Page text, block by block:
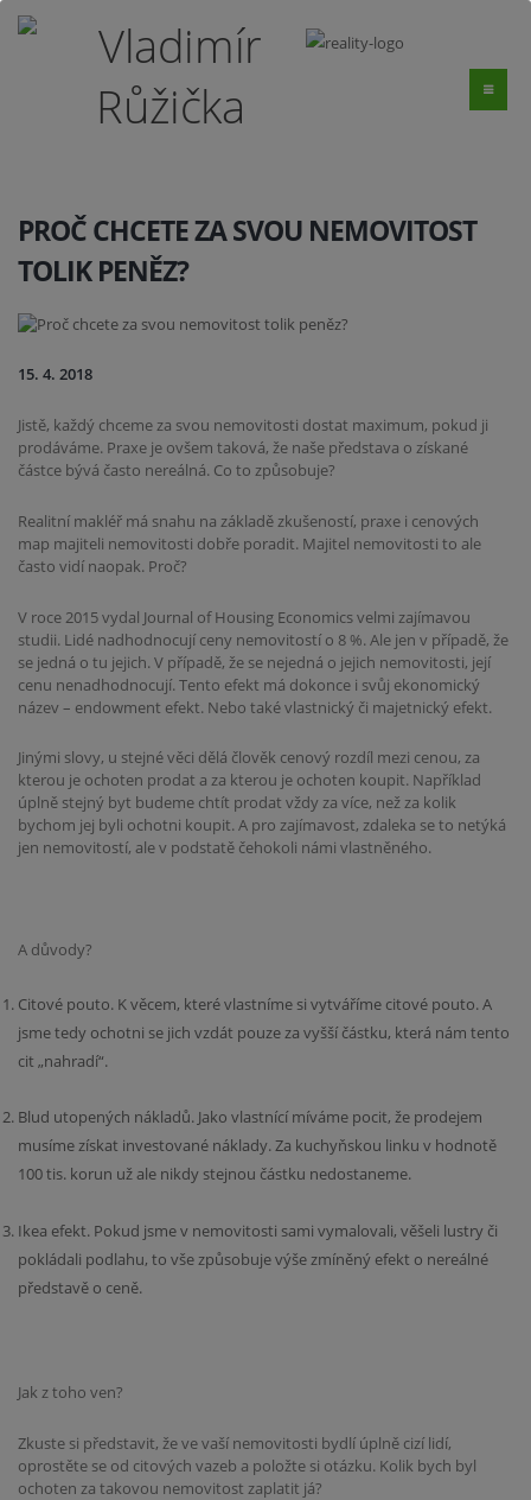
PROČ CHCETE ZA SVOU NEMOVITOST
TOLIK PENĚZ?
15. 4. 2018
Jistě, každý chceme za svou nemovitosti dostat maximum, pokud ji
prodáváme. Praxe je ovšem taková, že naše představa o získané
částce bývá často nereálná. Co to způsobuje?
Realitní makléř má snahu na základě zkušeností, praxe i cenových
map majiteli nemovitosti dobře poradit. Majitel nemovitosti to ale
často vidí naopak. Proč?
V roce 2015 vydal Journal of Housing Economics velmi zajímavou
studii. Lidé nadhodnocují ceny nemovitostí o 8 %. Ale jen v případě, že
se jedná o tu jejich. V případě, že se nejedná o jejich nemovitosti, její
cenu nenadhodnocují. Tento efekt má dokonce i svůj ekonomický
název – endowment efekt. Nebo také vlastnický či majetnický efekt.
Jinými slovy, u stejné věci dělá člověk cenový rozdíl mezi cenou, za
kterou je ochoten prodat a za kterou je ochoten koupit. Například
úplně stejný byt budeme chtít prodat vždy za více, než za kolik
bychom jej byli ochotni koupit. A pro zajímavost, zdaleka se to netýká
jen nemovitostí, ale v podstatě čehokoli námi vlastněného.
A důvody?
Citové pouto. K věcem, které vlastníme si vytváříme citové pouto. A
jsme tedy ochotni se jich vzdát pouze za vyšší částku, která nám tento
cit „nahradí“.
Blud utopených nákladů. Jako vlastnící míváme pocit, že prodejem
musíme získat investované náklady. Za kuchyňskou linku v hodnotě
100 tis. korun už ale nikdy stejnou částku nedostaneme.
Ikea efekt. Pokud jsme v nemovitosti sami vymalovali, věšeli lustry či
pokládali podlahu, to vše způsobuje výše zmíněný efekt o nereálné
představě o ceně.
Jak z toho ven?
Zkuste si představit, že ve vaší nemovitosti bydlí úplně cizí lidí,
oprostěte se od citových vazeb a položte si otázku. Kolik bych byl
ochoten za takovou nemovitost zaplatit já?